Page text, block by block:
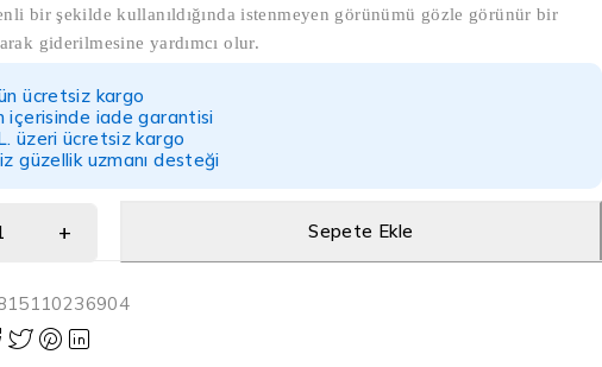
bir şekilde kullanıldığında istenmeyen görünümü gözle görünür bir
giderilmesine yardımcı olur.
ücretsiz kargo
içerisinde iade garantisi
üzeri ücretsiz kargo
güzellik uzmanı desteği
Sepete Ekle